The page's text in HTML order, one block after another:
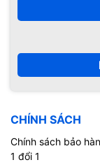
CHÍNH SÁCH
Chính sách bảo
1 đổi 1